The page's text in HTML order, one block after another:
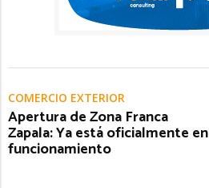
COMERCIO EXTERIOR
Apertura de Zona Franca
Zapala: Ya está oficialmente en
funcionamiento